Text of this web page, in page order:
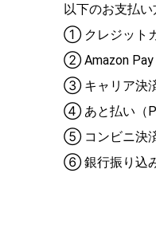
以下のお支払い
① クレジット
② Amazon Pay
③ キャリア決
④ あと払い（
⑤ コンビニ決
⑥ 銀行振り込